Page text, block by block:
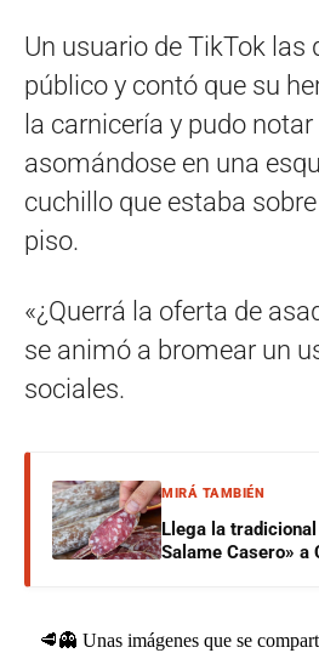
Un usuario de TikTok las
público y contó que su
la carnicería y pudo
asomándose en una
cuchillo que estaba
piso.
«¿Querrá la oferta de
se animó a bromear un
sociales.
MIRÁ TAMBIÉN
Llega la
Salame Casero» a
🥩👻 Unas imágenes que se